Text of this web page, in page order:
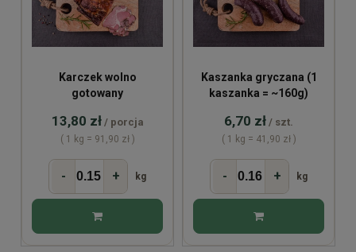
Karczek wolno
gotowany
13,80 zł / porcja
( 1 kg = 91,90 zł )
- + kg
Kaszanka gryczana (1
kaszanka = ~160g)
6,70 zł / szt.
( 1 kg = 41,90 zł )
- + kg